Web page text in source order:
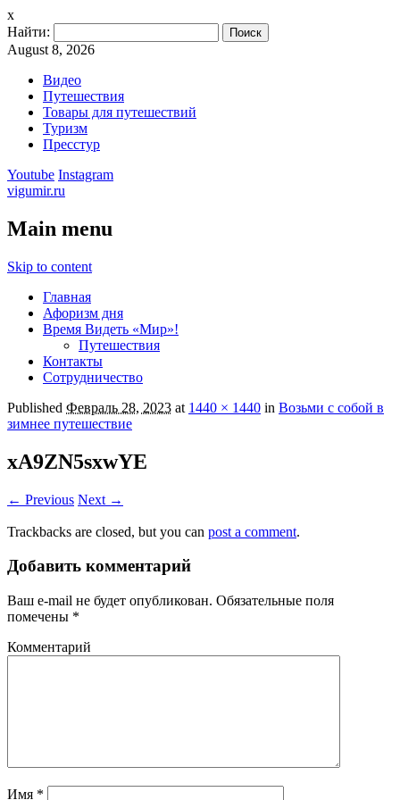
x
Найти:
August 8, 2026
Видео
Путешествия
Товары для путешествий
Туризм
Пресстур
Youtube Instagram
vigumir.ru
Main menu
Skip to content
Главная
Афоризм дня
Время Видеть «Мир»!
Путешествия
Контакты
Сотрудничество
Published Февраль 28, 2023 at 1440 × 1440 in Возьми с собой в
зимнее путешествие
xA9ZN5sxwYE
← Previous Next →
Trackbacks are closed, but you can post a comment.
Добавить комментарий
Ваш e-mail не будет опубликован. Обязательные поля
помечены *
Комментарий
Имя *